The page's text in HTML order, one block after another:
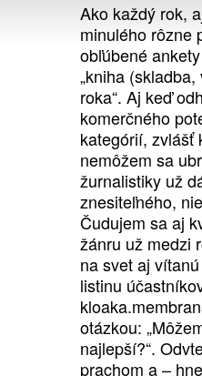
Ako každý rok,
minulého rôzne
obľúbené
„kniha
roka“. Aj keď
komerčného
kategórií, zvlášť
nemôžem sa
žurnalistiky už
znesiteľného,
Čudujem sa aj
žánru už medzi
na svet aj
listinu
otázkou:
najlepší?“.
prachom a –